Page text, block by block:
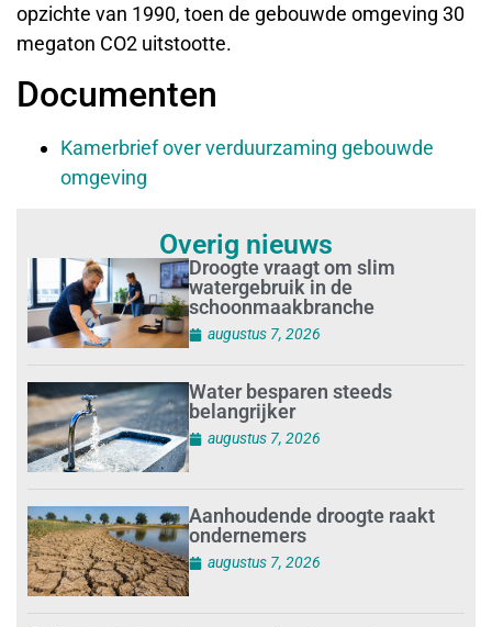
opzichte van 1990, toen de gebouwde omgeving 30
megaton CO2 uitstootte.
Documenten
Kamerbrief over verduurzaming gebouwde
omgeving
Overig nieuws
Droogte vraagt om slim
watergebruik in de
schoonmaakbranche
augustus 7, 2026
Water besparen steeds
belangrijker
augustus 7, 2026
Aanhoudende droogte raakt
ondernemers
augustus 7, 2026